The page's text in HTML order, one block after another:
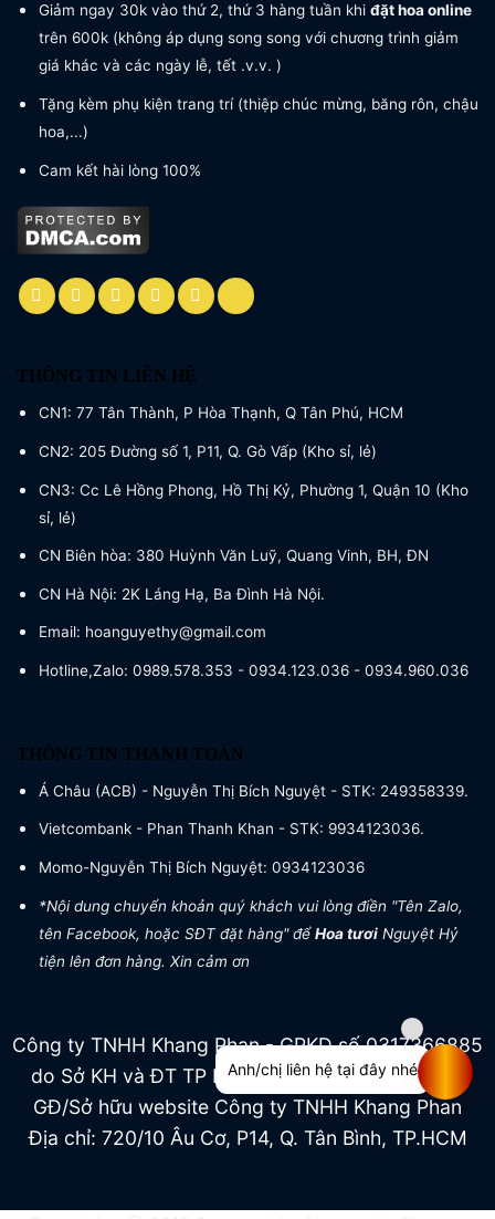
Giảm ngay 30k vào thứ 2, thứ 3 hàng tuần khi đặt hoa online
trên 600k (không áp dụng song song với chương trình giảm
giá khác và các ngày lễ, tết .v.v. )
Tặng kèm phụ kiện trang trí (thiệp chúc mừng, băng rôn, chậu
hoa,...)
Cam kết hài lòng 100%
THÔNG TIN LIÊN HỆ
CN1: 77 Tân Thành, P Hòa Thạnh, Q Tân Phú, HCM
CN2: 205 Đường số 1, P11, Q. Gò Vấp (Kho sỉ, lẻ)
CN3: Cc Lê Hồng Phong, Hồ Thị Kỷ, Phường 1, Quận 10 (Kho
sỉ, lẻ)
CN Biên hòa: 380 Huỳnh Văn Luỹ, Quang Vinh, BH, ĐN
CN Hà Nội: 2K Láng Hạ, Ba Đình Hà Nội.
Email: hoanguyethy@gmail.com
Hotline,Zalo: 0989.578.353 - 0934.123.036 - 0934.960.036
THÔNG TIN THANH TOÁN
Á Châu (ACB) - Nguyễn Thị Bích Nguyệt - STK: 249358339.
Vietcombank - Phan Thanh Khan - STK: 9934123036.
Momo-Nguyễn Thị Bích Nguyệt: 0934123036
*Nội dung chuyển khoản quý khách vui lòng điền "Tên Zalo,
tên Facebook, hoặc SĐT đặt hàng" đểHoa tươi Nguyệt Hỷ
tiện lên đơn hàng. Xin cảm ơn
Công ty TNHH Khang Phan - GPKD số 0317366885
do Sở KH và ĐT TP HCM cấp ngày 04/07/2022
GĐ/Sở hữu website Công ty TNHH Khang Phan
Địa chỉ: 720/10 Âu Cơ, P14, Q. Tân Bình, TP.HCM
Anh/chị liên hệ tại đây nhé